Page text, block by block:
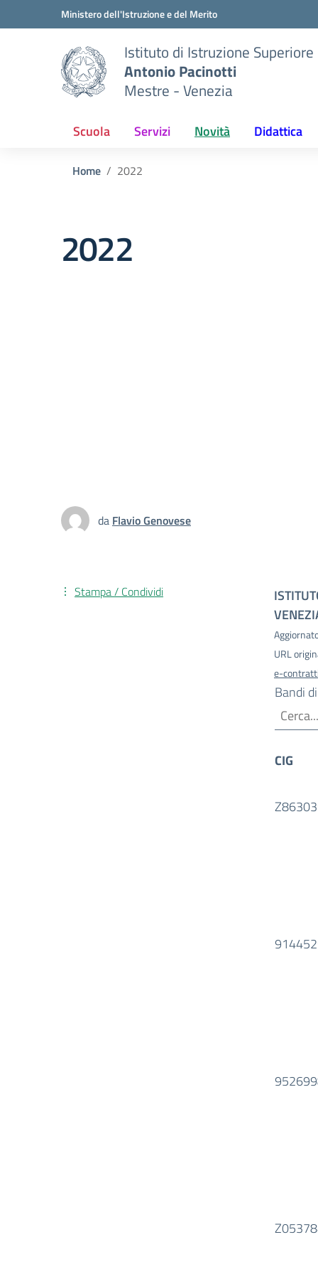
Vai ai contenuti
Vai al menu di navigazioneMinistero dell'Istruzione e del Merito
Istituto di Istruzione Superiore
Antonio Pacinotti
Mestre - Venezia
Scuola Servizi Novità Didattica
Home 2022
2022
da Flavio Genovese
Stampa / Condividi
URL
e-
Bandi
CIG